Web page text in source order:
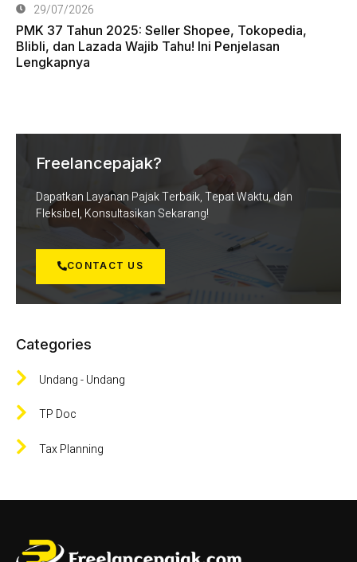
29/07/2026
PMK 37 Tahun 2025: Seller Shopee, Tokopedia,
Blibli, dan Lazada Wajib Tahu! Ini Penjelasan
Lengkapnya
Freelancepajak?
Dapatkan Layanan Pajak Terbaik, Tepat Waktu, dan
Fleksibel, Konsultasikan Sekarang!
CONTACT US
Categories
Undang - Undang
TP Doc
Tax Planning